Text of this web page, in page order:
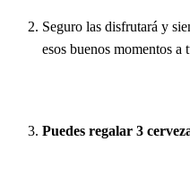
Seguro las disfrutará y
esos buenos momentos a
Puedes regalar 3